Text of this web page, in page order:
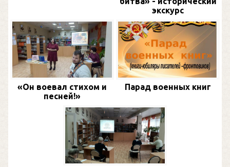
экскурс
«Он воевал стихом и
песней!»
Парад военных книг